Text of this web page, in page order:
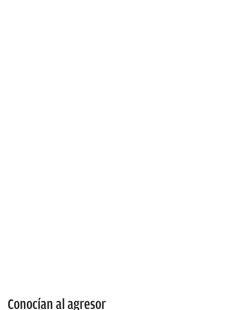
Conocían al agresor